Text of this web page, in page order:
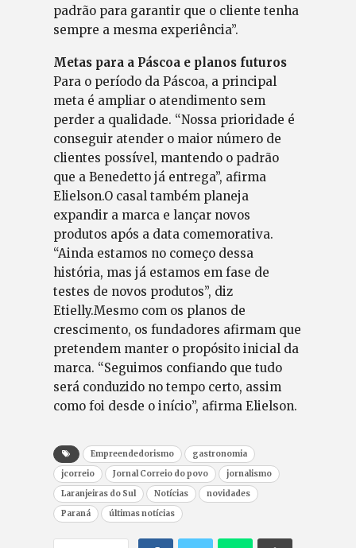
padrão para garantir que o cliente tenha
sempre a mesma experiência”.
Metas para a Páscoa e planos futuros
Para o período da Páscoa, a principal
meta é ampliar o atendimento sem
perder a qualidade. “Nossa prioridade é
conseguir atender o maior número de
clientes possível, mantendo o padrão
que a Benedetto já entrega”, afirma
Elielson.O casal também planeja
expandir a marca e lançar novos
produtos após a data comemorativa.
“Ainda estamos no começo dessa
história, mas já estamos em fase de
testes de novos produtos”, diz
Etielly.Mesmo com os planos de
crescimento, os fundadores afirmam que
pretendem manter o propósito inicial da
marca. “Seguimos confiando que tudo
será conduzido no tempo certo, assim
como foi desde o início”, afirma Elielson.
Empreendedorismo
gastronomia
jcorreio
Jornal Correio do povo
jornalismo
Laranjeiras do Sul
Notícias
novidades
Paraná
últimas notícias